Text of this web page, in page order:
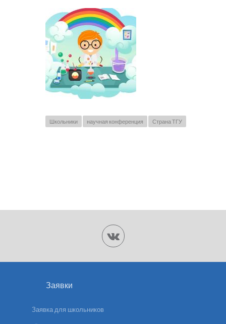
Школьники научная конференция Страна ТГУ
Заявки
Заявка для школьников